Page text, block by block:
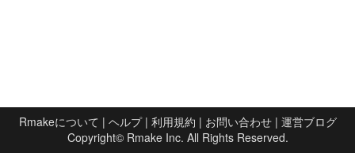
Rmakeについて | ヘルプ| 利用規約 | お問い合わせ| 運営ブログ
Copyright© Rmake Inc. All Rights Reserved.